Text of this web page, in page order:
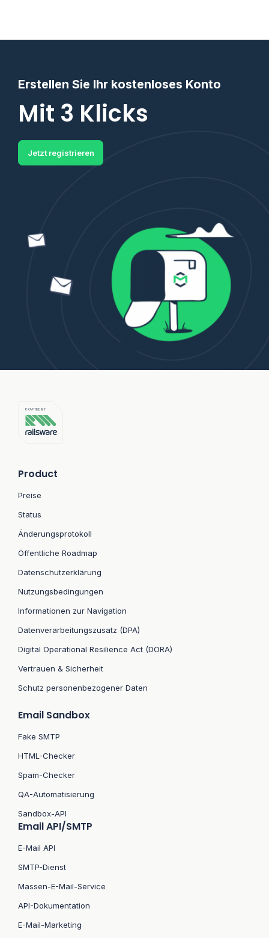
Erstellen Sie Ihr kostenloses Konto
Mit 3 Klicks
Jetzt registrieren
Product
Preise
Status
Änderungsprotokoll
Öffentliche Roadmap
Datenschutzerklärung
Nutzungsbedingungen
Informationen zur Navigation
Datenverarbeitungszusatz (DPA)
Digital Operational Resilience Act (DORA)
Vertrauen & Sicherheit
Schutz personenbezogener Daten
Email Sandbox
Fake SMTP
HTML-Checker
Spam-Checker
QA-Automatisierung
Sandbox-API
Email API/SMTP
E-Mail API
SMTP-Dienst
Massen-E-Mail-Service
API-Dokumentation
E-Mail-Marketing